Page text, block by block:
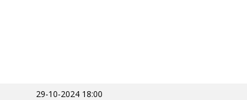
29-10-2024 18:00